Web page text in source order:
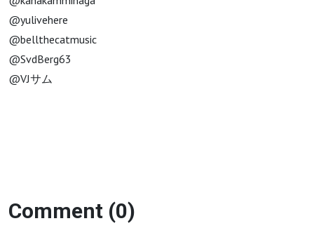
@yulivehere
@bellthecatmusic
@SvdBerg63
@VJサム
Comment (0)